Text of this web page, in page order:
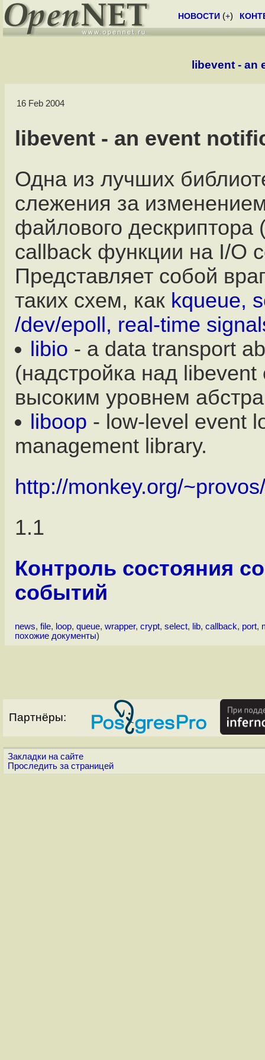
НОВОСТИ (+)
libevent - an
16 Feb 2004
libevent - an event
Одна из лучших
слежения за
файлового дескриптора
callback функции на I/O
Представляет собой
таких схем, как kqueue,
/dev/epoll, real-time
libio - a data transport
(надстройка над libevent
высоким уровнем
liboop - low-level event
management library.
http://monkey.org/
1.1
Контроль состояния
событий
news, file, loop, queue, wrapper, crypt, select, lib, callback, port,
похожие документы)
Партнёры:
Закладки на сайте
Проследить за страницей